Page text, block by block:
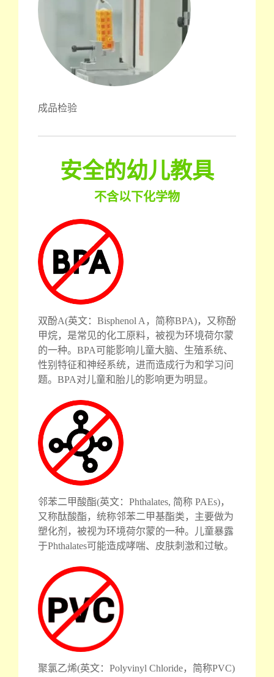
成品检验
安全的幼儿教具
不含以下化学物
双酚A(英文：Bisphenol A，简称BPA)，又称酚
甲烷，是常见的化工原料，被视为环境荷尔蒙
的一种。BPA可能影响儿童大脑、生殖系统、
性别特征和神经系统，进而造成行为和学习问
题。BPA对儿童和胎儿的影响更为明显。
邻苯二甲酸酯(英文：Phthalates, 简称 PAEs)，
又称酞酸酯，统称邻苯二甲基酯类，主要做为
塑化剂，被视为环境荷尔蒙的一种。儿童暴露
于Phthalates可能造成哮喘、皮肤刺激和过敏。
聚氯乙烯(英文：Polyvinyl Chloride，简称PVC)